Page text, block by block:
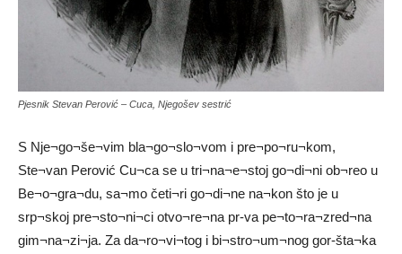
Pjesnik Stevan Perović – Cuca, Njegošev sestrić
S Nje¬go¬še¬vim bla¬go¬slo¬vom i pre¬po¬ru¬kom,
Ste¬van Perović Cu¬ca se u tri¬na¬e¬stoj go¬di¬ni ob¬reo u
Be¬o¬gra¬du, sa¬mo četi¬ri go¬di¬ne na¬kon što je u
srp¬skoj pre¬sto¬ni¬ci otvo¬re¬na pr-va pe¬to¬ra¬zred¬na
gim¬na¬zi¬ja. Za da¬ro¬vi¬tog i bi¬stro¬um¬nog gor-šta¬ka